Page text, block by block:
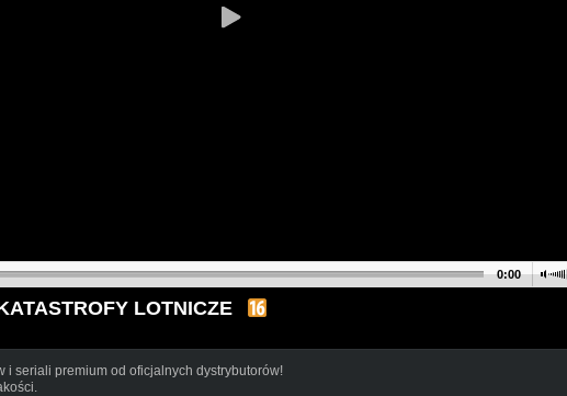
0:00
LOTNICZE
i seriali premium od oficjalnych dystrybutorów!